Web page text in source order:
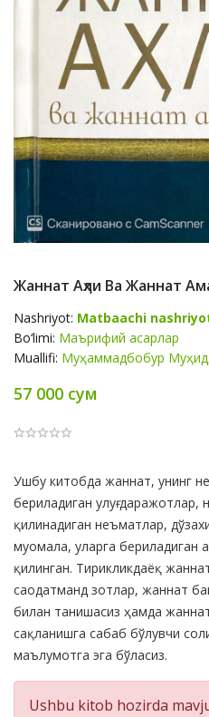
Жаннат Аҳли Ва Жаннат
Nashriyot: Matbaachi
Bo‘limi: Маърифий асарлар
Muallifi: Муҳаммадбобур
57 000 сум
Product
Summery
Ушбу китобда жаннат, унинг
бериладиган улуғ даражотлар,
қилинадиган неъматлар,
муомала, уларга бериладиган
қилинган. Тирикликдаёқ
саодатманд зотлар, жаннат
билан танишасиз ҳамда
сақланишга сабаб бўлувчи
маълумотга эга бўласиз.
Ushbu kitob hozirda